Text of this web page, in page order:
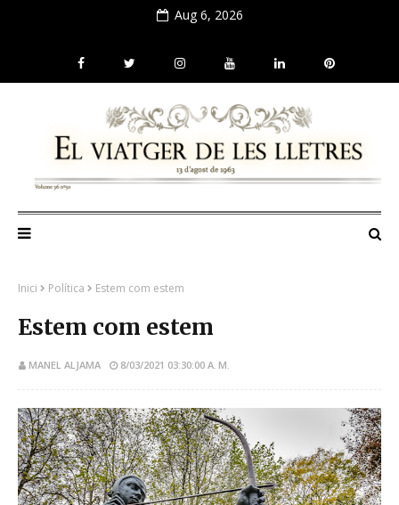
Aug 6, 2026
Inici Política Estem com estem
Estem com estem
MANEL ALJAMA 8/03/2021 03:30:00 A. M.